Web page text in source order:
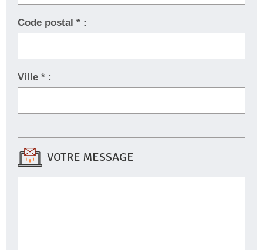
Code postal * :
Ville * :
VOTRE MESSAGE